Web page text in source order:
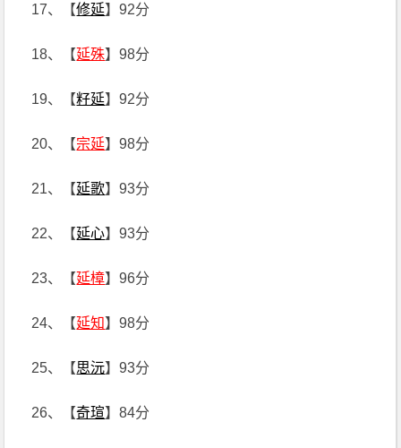
17、【修延】92分
18、【延殊】98分
19、【籽延】92分
20、【宗延】98分
21、【延歌】93分
22、【延心】93分
23、【延樟】96分
24、【延知】98分
25、【思沅】93分
26、【奇瑄】84分